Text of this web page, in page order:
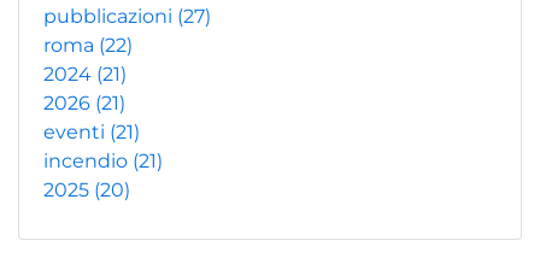
pubblicazioni (27)
roma (22)
2024 (21)
2026 (21)
eventi (21)
incendio (21)
2025 (20)